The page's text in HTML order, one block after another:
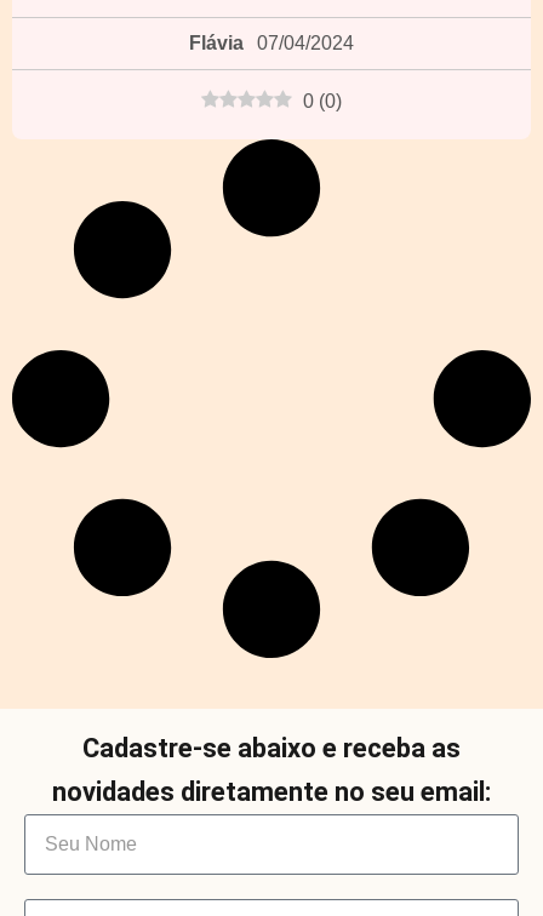
Flávia 07/04/2024
0 (0)
Cadastre-se abaixo e receba as
novidades diretamente no seu email: